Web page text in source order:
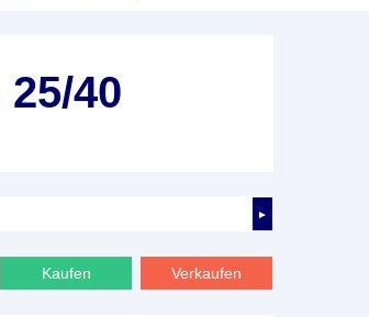
40
►
Verkaufen
Kaufen